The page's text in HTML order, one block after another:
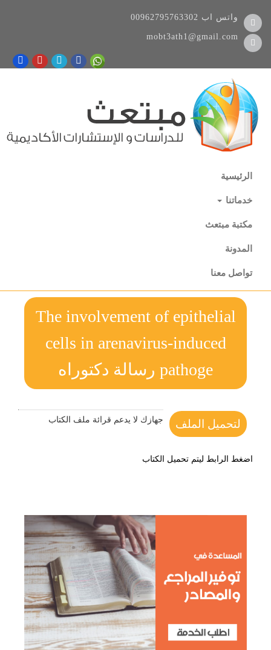
00962795763302 واتس اب
mobt3ath1@gmail.com
الرئيسية
خدماتنا
مكتبة مبتعث
المدونة
تواصل معنا
The involvement of epithelial
cells in arenavirus-induced
pathoge رسالة دكتوراه
لتحميل الملف جهازك لا يدعم قرائة ملف الكتاب
اضغط الرابط ليتم تحميل الكتاب